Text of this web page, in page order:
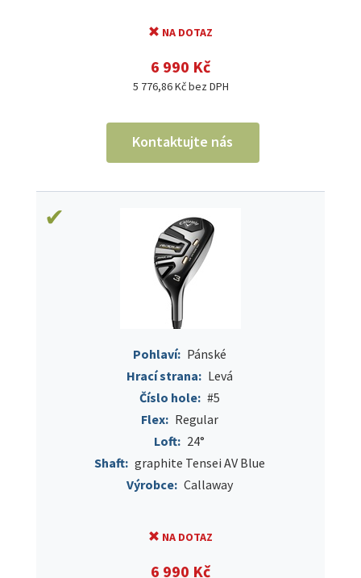
NA DOTAZ
6 990 Kč
5 776,86 Kč bez DPH
Kontaktujte nás
Pohlaví: Pánské
Hrací strana: Levá
Číslo hole: #5
Flex: Regular
Loft: 24°
Shaft: graphite Tensei AV Blue
Výrobce: Callaway
NA DOTAZ
6 990 Kč